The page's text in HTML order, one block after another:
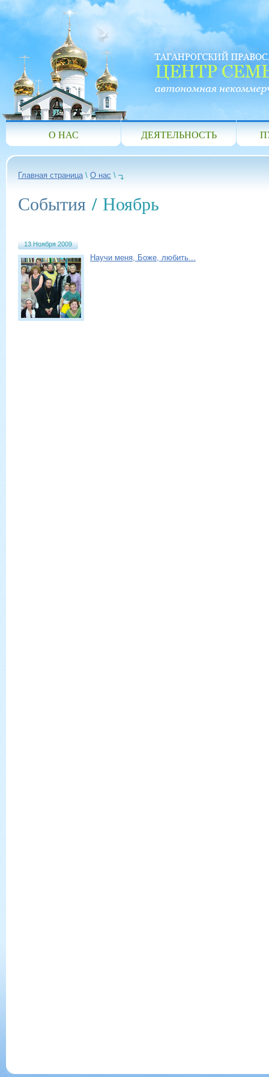
О НАС ДЕЯТЕЛЬНОСТЬ
Главная страница\ О нас \
События / Ноябрь
13 Ноября 2009
Научи меня, Боже, любить...